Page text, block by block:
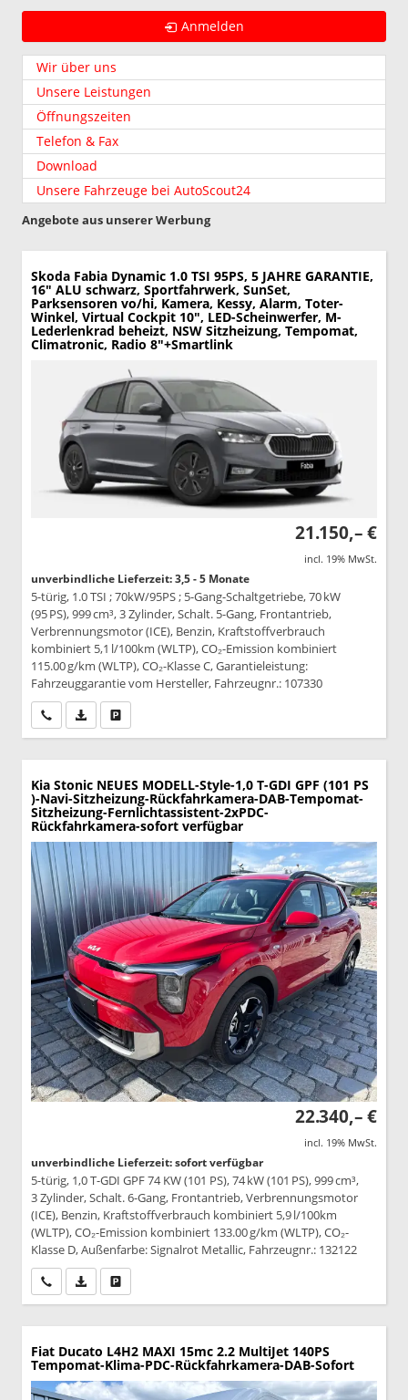
Anmelden
Wir über uns
Unsere Leistungen
Öffnungszeiten
Telefon & Fax
Download
Unsere Fahrzeuge bei AutoScout24
Angebote aus unserer Werbung
Skoda Fabia Dynamic 1.0 TSI 95PS, 5 JAHRE GARANTIE,
16" ALU schwarz, Sportfahrwerk, SunSet,
Parksensoren vo/hi, Kamera, Kessy, Alarm, Toter-
Winkel, Virtual Cockpit 10", LED-Scheinwerfer, M-
Lederlenkrad beheizt, NSW Sitzheizung, Tempomat,
Climatronic, Radio 8"+Smartlink
21.150,– €
incl. 19% MwSt.
unverbindliche Lieferzeit: 3,5 - 5 Monate
5-türig, 1.0 TSI ; 70kW/95PS ; 5-Gang-Schaltgetriebe, 70 kW
(95 PS), 999 cm³, 3 Zylinder, Schalt. 5-Gang, Frontantrieb,
Verbrennungsmotor (ICE), Benzin, Kraftstoffverbrauch
kombiniert 5,1 l/100km (WLTP), CO₂-Emission kombiniert
115.00 g/km (WLTP), CO₂-Klasse C, Garantieleistung:
Fahrzeuggarantie vom Hersteller, Fahrzeugnr.: 107330
Wir rufen Sie anPDF-Datei, Fahrzeugexposé drucken
Kia Stonic NEUES MODELL-Style-1,0 T-GDI GPF (101 PS
)-Navi-Sitzheizung-Rückfahrkamera-DAB-Tempomat-
Sitzheizung-Fernlichtassistent-2xPDC-
Rückfahrkamera-sofort verfügbar
22.340,– €
incl. 19% MwSt.
unverbindliche Lieferzeit: sofort verfügbar
5-türig, 1,0 T-GDI GPF 74 KW (101 PS), 74 kW (101 PS), 999 cm³,
3 Zylinder, Schalt. 6-Gang, Frontantrieb, Verbrennungsmotor
(ICE), Benzin, Kraftstoffverbrauch kombiniert 5,9 l/100km
(WLTP), CO₂-Emission kombiniert 133.00 g/km (WLTP), CO₂-
Klasse D, Außenfarbe: Signalrot Metallic, Fahrzeugnr.: 132122
Wir rufen Sie anPDF-Datei, Fahrzeugexposé drucken
Fiat Ducato L4H2 MAXI 15mc 2.2 MultiJet 140PS
Tempomat-Klima-PDC-Rückfahrkamera-DAB-Sofort